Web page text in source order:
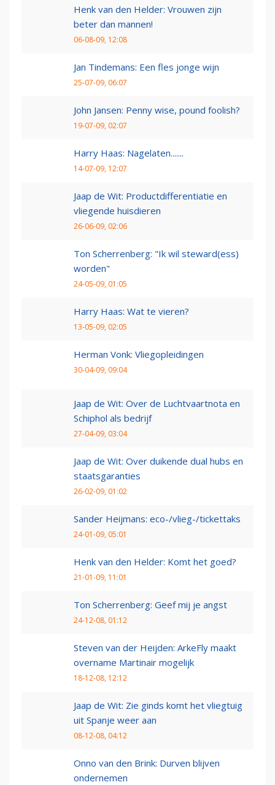
Henk van den Helder: Vrouwen zijn
beter dan mannen!
06-08-09, 12:08
Jan Tindemans: Een fles jonge wijn
25-07-09, 06:07
John Jansen: Penny wise, pound foolish?
19-07-09, 02:07
Harry Haas: Nagelaten.......
14-07-09, 12:07
Jaap de Wit: Productdifferentiatie en
vliegende huisdieren
26-06-09, 02:06
Ton Scherrenberg: "Ik wil steward(ess)
worden"
24-05-09, 01:05
Harry Haas: Wat te vieren?
13-05-09, 02:05
Herman Vonk: Vliegopleidingen
30-04-09, 09:04
Jaap de Wit: Over de Luchtvaartnota en
Schiphol als bedrijf
27-04-09, 03:04
Jaap de Wit: Over duikende dual hubs en
staatsgaranties
26-02-09, 01:02
Sander Heijmans: eco-/vlieg-/tickettaks
24-01-09, 05:01
Henk van den Helder: Komt het goed?
21-01-09, 11:01
Ton Scherrenberg: Geef mij je angst
24-12-08, 01:12
Steven van der Heijden: ArkeFly maakt
overname Martinair mogelijk
18-12-08, 12:12
Jaap de Wit: Zie ginds komt het vliegtuig
uit Spanje weer aan
08-12-08, 04:12
Onno van den Brink: Durven blijven
ondernemen